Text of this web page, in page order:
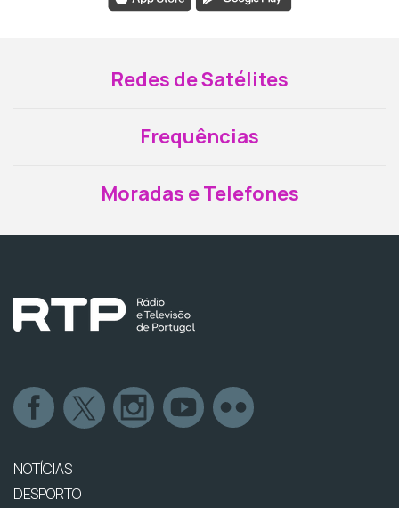
Redes de Satélites
Frequências
Moradas e Telefones
NOTÍCIAS
DESPORTO